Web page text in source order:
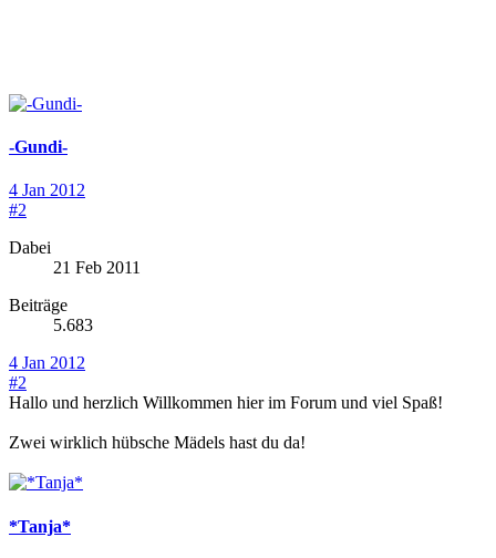
-Gundi-
4 Jan 2012
#2
Dabei
21 Feb 2011
Beiträge
5.683
4 Jan 2012
#2
Hallo und herzlich Willkommen hier im Forum und viel Spaß!
Zwei wirklich hübsche Mädels hast du da!
*Tanja*